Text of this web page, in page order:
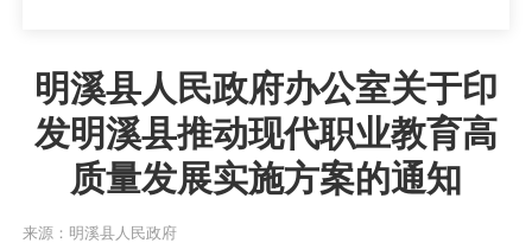
明溪县人民政府办公室关于印
发明溪县推动现代职业教育高
质量发展实施方案的通知
来源：明溪县人民政府